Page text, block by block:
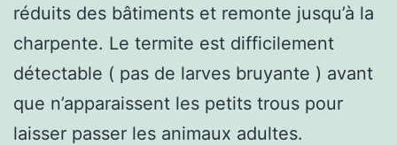
réduits des bâtiments et remonte jusqu’à la
charpente. Le termite est difficilement
détectable ( pas de larves bruyante ) avant
que n’apparaissent les petits trous pour
laisser passer les animaux adultes.